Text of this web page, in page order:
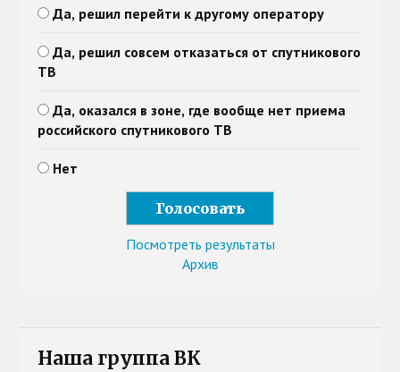
Да, решил перейти к другому оператору
Да, решил совсем отказаться от спутникового
ТВ
Да, оказался в зоне, где вообще нет приема
российского спутникового ТВ
Нет
Посмотреть результаты
Архив
Наша группа ВК